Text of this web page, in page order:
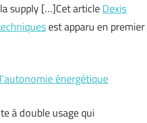
supply […]Cet articleDexis
est apparu en premier
énergétique
à double usage qui